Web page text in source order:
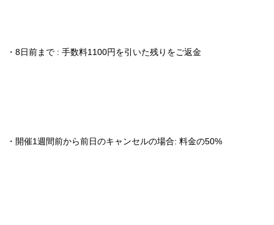
・8日前まで : 手数料1100円を引いた残りをご返金
・開催1週間前から前日のキャンセルの場合: 料金の50%